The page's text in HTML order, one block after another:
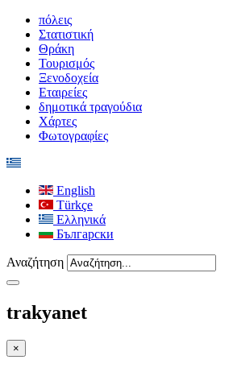
πόλεις
Στατιστική
Θράκη
Τουρισμός
Ξενοδοχεία
Εταιρείες
δημοτικά τραγούδια
Χάρτες
Φωτογραφίες
English
Türkçe
Ελληνικά
Български
Αναζήτηση
trakyanet
×